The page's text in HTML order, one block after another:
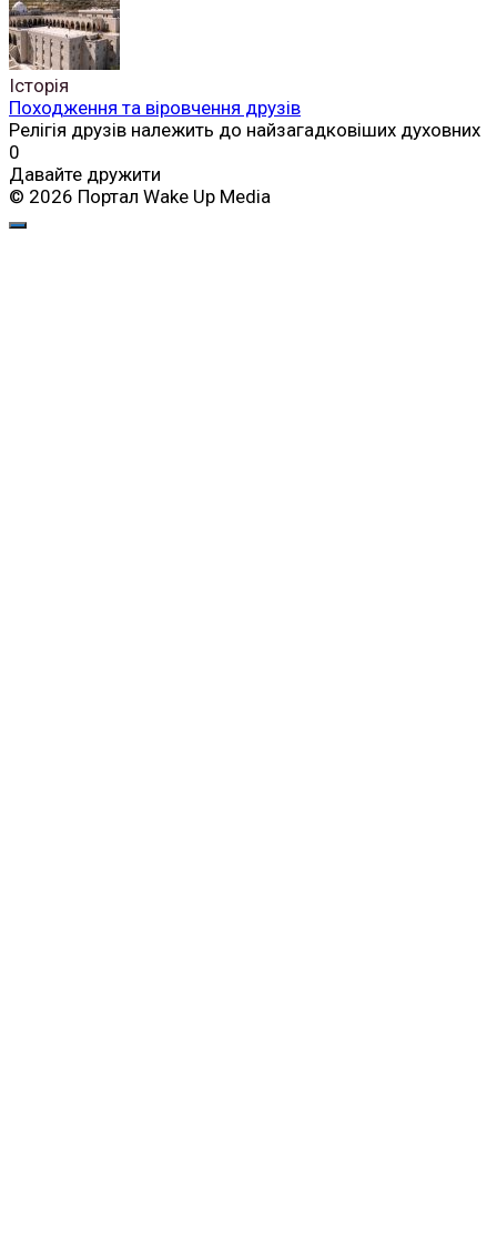
Історія
Походження та віровчення друзів
Релігія друзів належить до найзагадковіших духовних
0
Давайте дружити
© 2026 Портал Wake Up Media